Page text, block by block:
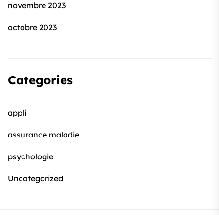
novembre 2023
octobre 2023
Categories
appli
assurance maladie
psychologie
Uncategorized